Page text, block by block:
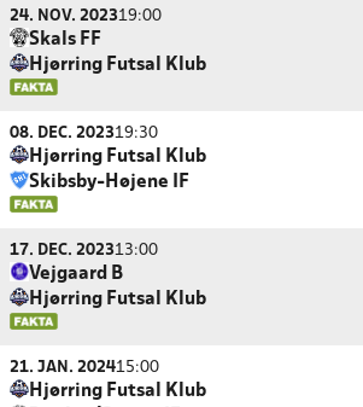
24. NOV. 202319:00
Skals FF
Hjørring Futsal Klub
08. DEC. 202319:30
Hjørring Futsal Klub
Skibsby-Højene IF
17. DEC. 202313:00
Vejgaard B
Hjørring Futsal Klub
21. JAN. 202415:00
Hjørring Futsal Klub